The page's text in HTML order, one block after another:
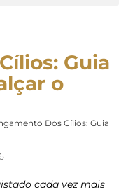
Guia
o
Dos Cílios: Guia
cada vez mais